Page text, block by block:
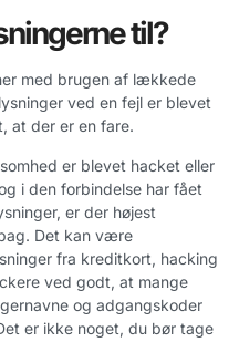
til?
med brugen af lækkede
ved en fejl er blevet
at der er en fare.
er blevet hacket eller
i den forbindelse har fået
er der højest
Det kan være
fra kreditkort, hacking
ved godt, at mange
og adgangskoder
er ikke noget, du bør tage